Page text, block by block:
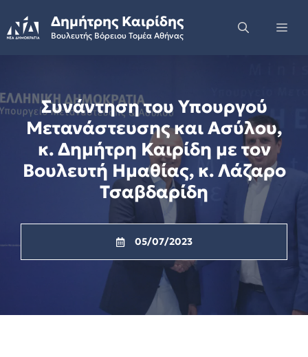
to
content
Δημήτρης Καιρίδης
Βουλευτής Βόρειου Τομέα Αθήνας
Συνάντηση του Υπουργού
Μετανάστευσης και Ασύλου,
κ. Δημήτρη Καιρίδη με τον
Βουλευτή Ημαθίας, κ. Λάζαρο
Τσαβδαρίδη
05/07/2023